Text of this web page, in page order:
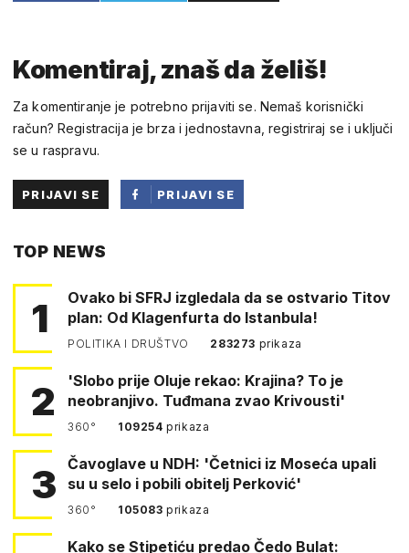
Komentiraj, znaš da želiš!
Za komentiranje je potrebno prijaviti se. Nemaš korisnički
račun? Registracija je brza i jednostavna, registriraj se i uključi
se u raspravu.
PRIJAVI SE
PRIJAVI SE
TOP NEWS
1
Ovako bi SFRJ izgledala da se ostvario Titov
plan: Od Klagenfurta do Istanbula!
POLITIKA I DRUŠTVO 283273 prikaza
2
'Slobo prije Oluje rekao: Krajina? To je
neobranjivo. Tuđmana zvao Krivousti'
360° 109254prikaza
3
Čavoglave u NDH: 'Četnici iz Moseća upali
su u selo i pobili obitelj Perković'
360° 105083prikaza
Kako se Stipetiću predao Čedo Bulat: